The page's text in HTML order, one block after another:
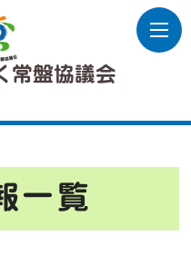
常盤協議会
一覧